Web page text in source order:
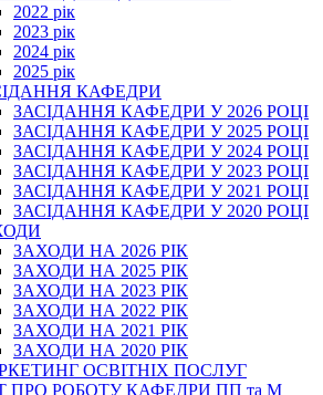
2022 рік
2023 рік
2024 рік
2025 рік
КАФЕДРИ
ЗАСІДАННЯ КАФЕДРИ У 2026 РОЦІ
ЗАСІДАННЯ КАФЕДРИ У 2025 РОЦІ
ЗАСІДАННЯ КАФЕДРИ У 2024 РОЦІ
ЗАСІДАННЯ КАФЕДРИ У 2023 РОЦІ
ЗАСІДАННЯ КАФЕДРИ У 2021 РОЦІ
ЗАСІДАННЯ КАФЕДРИ У 2020 РОЦІ
ЗАХОДИ НА 2026 РІК
ЗАХОДИ НА 2025 РІК
ЗАХОДИ НА 2023 РІК
ЗАХОДИ НА 2022 РІК
ЗАХОДИ НА 2021 РІК
ЗАХОДИ НА 2020 РІК
ОСВІТНІХ ПОСЛУГ
ПРО РОБОТУ КАФЕДРИ ПП та М